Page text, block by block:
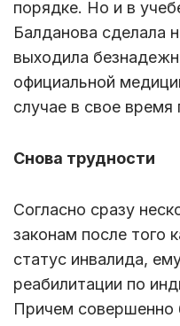
порядке. Но и в
Балданова сделала
выходила
официальной
случае в свое время
Снова трудности
Согласно сразу
законам после того
статус инвалида,
реабилитации по
Причем совершенно